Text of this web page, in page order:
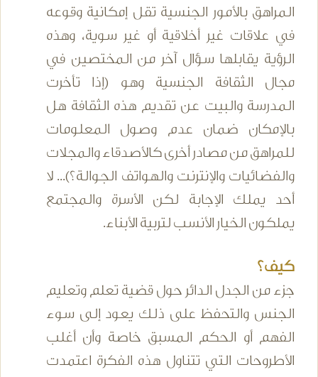
المراهق بالأمور الجنسية تقل إمكانية وقوعه
في علاقات غير أخلاقية أو غير سوية، وهذه
الرؤية يقابلها سؤال آخر من المختصين في
مجال الثقافة الجنسية وهو (إذا تأخرت
المدرسة والبيت عن تقديم هذه الثقافة هل
بالإمكان ضمان عدم وصول المعلومات
للمراهق من مصادر أخرى كالأصدقاء والمجلات
والفضائيات والإنترنت والهواتف الجوالة؟)... لا
أحد يملك الإجابة لكن الأسرة والمجتمع
يملكون الخيار الأنسب لتربية الأبناء.
كيف؟
جزء من الجدل الدائر حول قضية تعلم وتعليم
الجنس والتحفظ على ذلك يعود إلى سوء
الفهم أو الحكم المسبق خاصة وأن أغلب
الأطروحات التي تتناول هذه الفكرة اعتمدت